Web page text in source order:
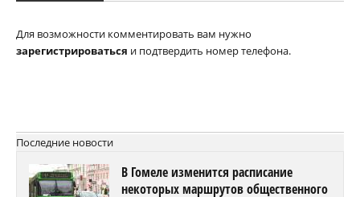
Для возможности комментировать вам нужно
зарегистрироваться и подтвердить номер телефона.
Последние новости
В Гомеле изменится расписание
некоторых маршрутов общественного